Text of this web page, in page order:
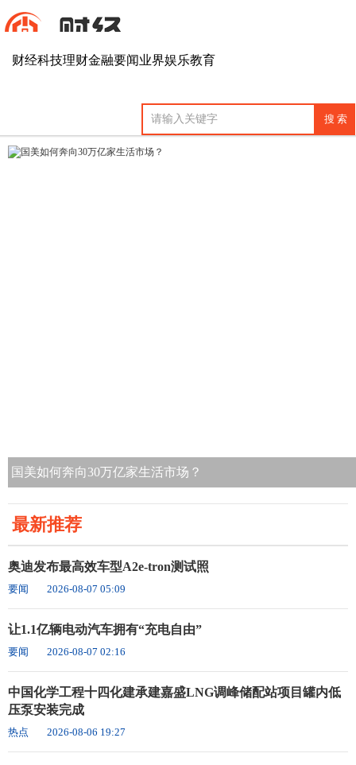
财经科技理财金融要闻业界娱乐教育
国美如何奔向30万亿家生活市场？
最新推荐
奥迪发布最高效车型A2e-tron测试照
要闻 2026-08-07 05:09
让1.1亿辆电动汽车拥有“充电自由”
要闻 2026-08-07 02:16
中国化学工程十四化建承建嘉盛LNG调峰储配站项目罐内低
压泵安装完成
热点 2026-08-06 19:27